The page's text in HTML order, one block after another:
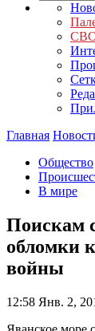
Главная
Общество
В мире
Поискам
обломки
войны
12:58 Янв. 2,